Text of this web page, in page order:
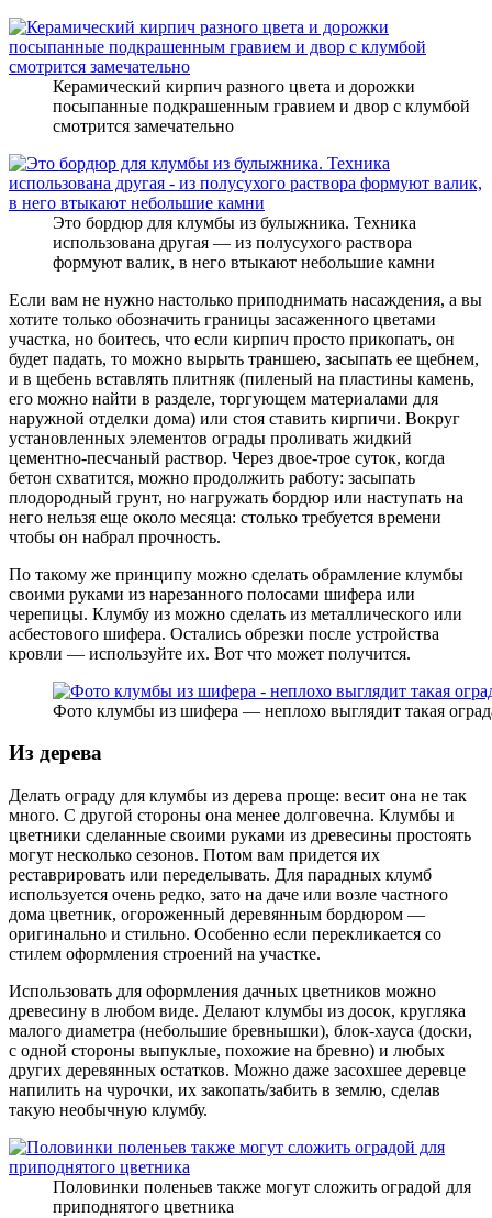
Керамический кирпич разного цвета и дорожки
посыпанные подкрашенным гравием и двор с клумбой
смотрится замечательно
Это бордюр для клумбы из булыжника. Техника
использована другая — из полусухого раствора
формуют валик, в него втыкают небольшие камни
Если вам не нужно настолько приподнимать насаждения, а вы
хотите только обозначить границы засаженного цветами
участка, но боитесь, что если кирпич просто прикопать, он
будет падать, то можно вырыть траншею, засыпать ее щебнем,
и в щебень вставлять плитняк (пиленый на пластины камень,
его можно найти в разделе, торгующем материалами для
наружной отделки дома) или стоя ставить кирпичи. Вокруг
установленных элементов ограды проливать жидкий
цементно-песчаный раствор. Через двое-трое суток, когда
бетон схватится, можно продолжить работу: засыпать
плодородный грунт, но нагружать бордюр или наступать на
него нельзя еще около месяца: столько требуется времени
чтобы он набрал прочность.
По такому же принципу можно сделать обрамление клумбы
своими руками из нарезанного полосами шифера или
черепицы. Клумбу из можно сделать из металлического или
асбестового шифера. Остались обрезки после устройства
кровли — используйте их. Вот что может получится.
Фото клумбы из шифера — неплохо выглядит такая
Из дерева
Делать ограду для клумбы из дерева проще: весит она не так
много. С другой стороны она менее долговечна. Клумбы и
цветники сделанные своими руками из древесины простоять
могут несколько сезонов. Потом вам придется их
реставрировать или переделывать. Для парадных клумб
используется очень редко, зато на даче или возле частного
дома цветник, огороженный деревянным бордюром —
оригинально и стильно. Особенно если перекликается со
стилем оформления строений на участке.
Использовать для оформления дачных цветников можно
древесину в любом виде. Делают клумбы из досок, кругляка
малого диаметра (небольшие бревнышки), блок-хауса (доски,
с одной стороны выпуклые, похожие на бревно) и любых
других деревянных остатков. Можно даже засохшее деревце
напилить на чурочки, их закопать/забить в землю, сделав
такую необычную клумбу.
Половинки поленьев также могут сложить оградой для
приподнятого цветника